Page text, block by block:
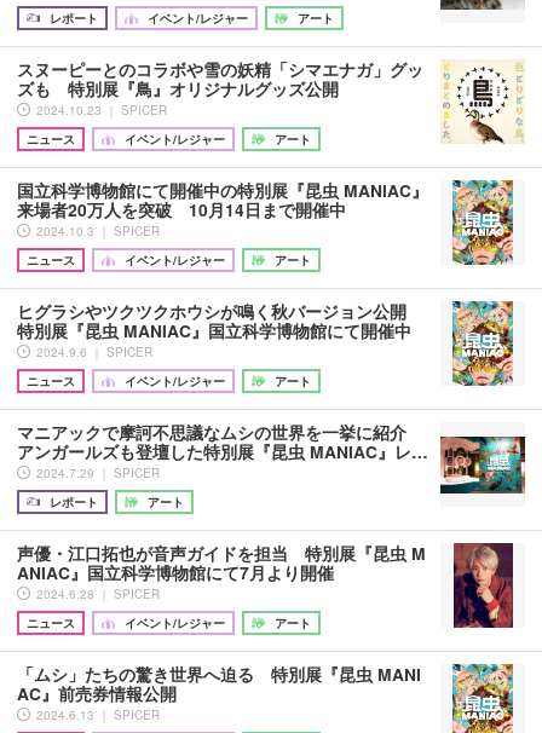
レポート
イベント/レジャー アート
スヌーピーとのコラボや雪の妖精「シマエナガ」グッ
ズも 特別展『鳥』オリジナルグッズ公開
2024.10.23 ｜ SPICER
ニュース
イベント/レジャー アート
国立科学博物館にて開催中の特別展『昆虫 MANIAC』
来場者20万人を突破 10月14日まで開催中
2024.10.3 ｜ SPICER
ニュース
イベント/レジャー アート
ヒグラシやツクツクホウシが鳴く秋バージョン公開
特別展『昆虫 MANIAC』国立科学博物館にて開催中
2024.9.6 ｜ SPICER
ニュース
イベント/レジャー アート
マニアックで摩訶不思議なムシの世界を一挙に紹介
アンガールズも登壇した特別展『昆虫 MANIAC』レ…
2024.7.29 ｜ SPICER
レポート
アート
声優・江口拓也が音声ガイドを担当 特別展『昆虫 M
ANIAC』国立科学博物館にて7月より開催
2024.6.28 ｜ SPICER
ニュース
イベント/レジャー アート
「ムシ」たちの驚き世界へ迫る 特別展『昆虫 MANI
AC』前売券情報公開
2024.6.13 ｜ SPICER